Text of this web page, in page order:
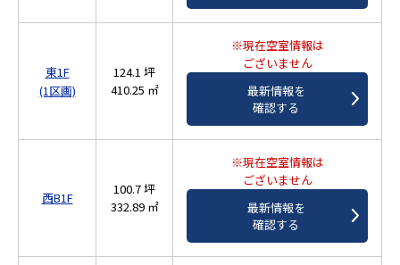
東1F
(1区画)
124.1 坪
410.25 ㎡
※現在空室情報は
ございません
最新情報を
確認する
西B1F
100.7 坪
332.89 ㎡
※現在空室情報は
ございません
最新情報を
確認する